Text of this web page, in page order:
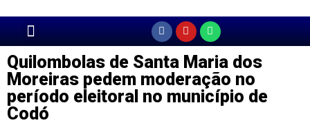
Quilombolas de Santa Maria dos
Moreiras pedem moderação no
período eleitoral no município de
Codó